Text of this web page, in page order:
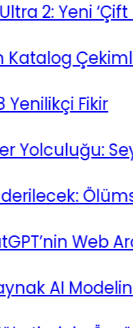
Yeni ‘Çift
Fikir
Ölümsüz
Web
AI Modelini